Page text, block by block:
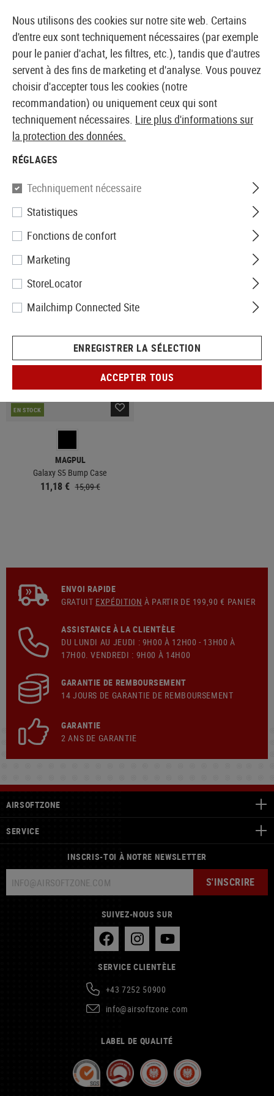
BOUTIQUE ET GROSSISTE EUROPÉEN AIRSOFT
Accueil Equipments Bagagerie - sacs Coques
COQUES ET HOUSSES
1 Produits
VENTE
EN STOCK
MAGPUL
Galaxy S5 Bump Case
11,18 € 15,09 €
ENVOI RAPIDE
GRATUIT EXPÉDITION À PARTIR DE 199,90 € PANIER
ASSISTANCE À LA CLIENTÈLE
DU LUNDI AU JEUDI : 9H00 À 12H00 - 13H00 À
17H00. VENDREDI : 9H00 À 14H00
GARANTIE DE REMBOURSEMENT
14 JOURS DE GARANTIE DE REMBOURSEMENT
GARANTIE
2 ANS DE GARANTIE
AIRSOFTZONE
SERVICE
INSCRIS-TOI À NOTRE NEWSLETTER
S'INSCRIRE
SUIVEZ-NOUS SUR
SERVICE CLIENTÈLE
+43 7252 50900
info@airsoftzone.com
LABEL DE QUALITÉ
Nous utilisons des cookies sur notre site web. Certains
d'entre eux sont techniquement nécessaires (par exemple
pour le panier d'achat, les filtres, etc.), tandis que d'autres
servent à des fins de marketing et d'analyse. Vous pouvez
choisir d'accepter tous les cookies (notre
recommandation) ou uniquement ceux qui sont
techniquement nécessaires. Lire plus d'informations sur
la protection des données.
RÉGLAGES
Techniquement nécessaire
Statistiques
Fonctions de confort
Marketing
StoreLocator
Mailchimp Connected Site
ENREGISTRER LA SÉLECTION
ACCEPTER TOUS